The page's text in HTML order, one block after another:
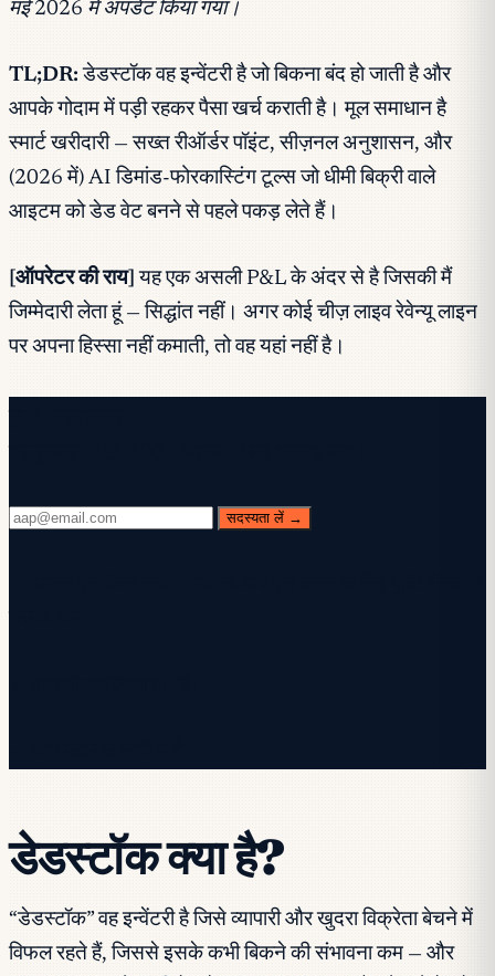
मई 2026 में अपडेट किया गया।
TL;DR: डेडस्टॉक वह इन्वेंटरी है जो बिकना बंद हो जाती है और
आपके गोदाम में पड़ी रहकर पैसा खर्च कराती है। मूल समाधान है
स्मार्ट खरीदारी — सख्त रीऑर्डर पॉइंट, सीज़नल अनुशासन, और
(2026 में) AI डिमांड-फोरकास्टिंग टूल्स जो धीमी बिक्री वाले
आइटम को डेड वेट बनने से पहले पकड़ लेते हैं।
[ऑपरेटर की राय] यह एक असली P&L के अंदर से है जिसकी मैं
जिम्मेदारी लेता हूं — सिद्धांत नहीं। अगर कोई चीज़ लाइव रेवेन्यू लाइन
पर अपना हिस्सा नहीं कमाती, तो वह यहां नहीं है।
सदस्यता लें →
डेडस्टॉक क्या है?
“डेडस्टॉक” वह इन्वेंटरी है जिसे व्यापारी और खुदरा विक्रेता बेचने में
विफल रहते हैं, जिससे इसके कभी बिकने की संभावना कम — और